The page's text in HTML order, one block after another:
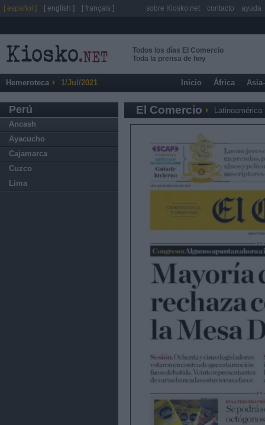
Todos los días El Comercio
Toda la prensa de hoy
Hemeroteca 1/Jul/2021 Inicio África
Perú
Ancash
Ayacucho
Cajamarca
Cuzco
Lima
El Comercio Latinoamérica
[ español ] [ english ] [ français ] sobre Kiosko.net contacto ayuda